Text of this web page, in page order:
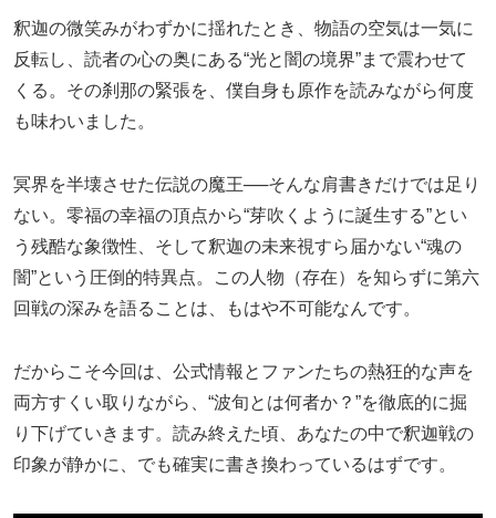
釈迦の微笑みがわずかに揺れたとき、物語の空気は一気に
反転し、読者の心の奥にある“光と闇の境界”まで震わせて
くる。その刹那の緊張を、僕自身も原作を読みながら何度
も味わいました。
冥界を半壊させた伝説の魔王──そんな肩書きだけでは足り
ない。零福の幸福の頂点から“芽吹くように誕生する”とい
う残酷な象徴性、そして釈迦の未来視すら届かない“魂の
闇”という圧倒的特異点。この人物（存在）を知らずに第六
回戦の深みを語ることは、もはや不可能なんです。
だからこそ今回は、公式情報とファンたちの熱狂的な声を
両方すくい取りながら、“波旬とは何者か？”を徹底的に掘
り下げていきます。読み終えた頃、あなたの中で釈迦戦の
印象が静かに、でも確実に書き換わっているはずです。